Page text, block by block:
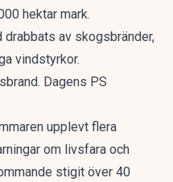
hektar mark.
drabbats av skogsbränder,
vindstyrkor.
Dagens PS
upplevt flera
om livsfara och
stigit över 40